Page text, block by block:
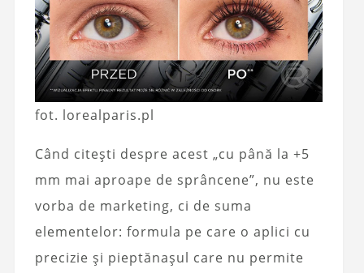
fot. lorealparis.pl
Când citești despre acest „cu până la +5
mm mai aproape de sprâncene”, nu este
vorba de marketing, ci de suma
elementelor: formula pe care o aplici cu
precizie și pieptănașul care nu permite